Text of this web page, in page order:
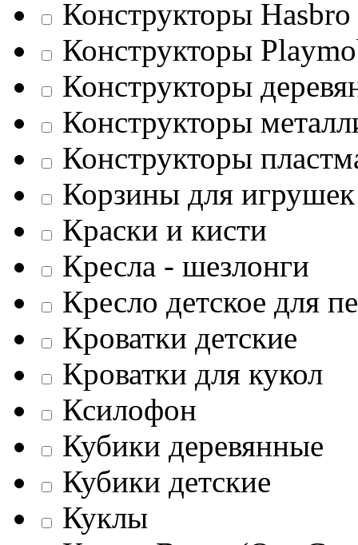
Конструкторы Hasbro
Конструкторы
Конструкторы
Конструкторы
Конструкторы
Корзины для игрушек
Краски и кисти
Кресла - шезлонги
Кресло детское для
Кроватки детские
Кроватки для кукол
Ксилофон
Кубики деревянные
Кубики детские
Куклы